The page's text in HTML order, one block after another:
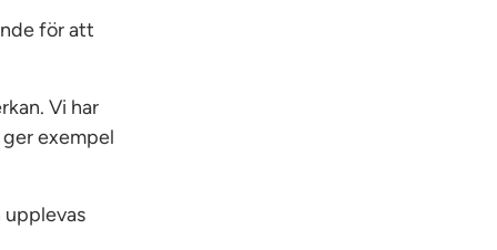
för att
Vi har
exempel
upplevas